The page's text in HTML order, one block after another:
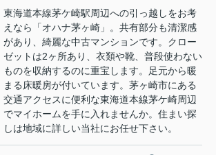
東海道本線茅ケ崎駅周辺への引っ越しをお考
えなら「オハナ茅ヶ崎」。共有部分も清潔感
があり、綺麗な中古マンションです。クロー
ゼットは2ヶ所あり、衣類や靴、普段使わない
ものを収納するのに重宝します。足元から暖
まる床暖房が付いています。茅ヶ崎市にある
交通アクセスに便利な東海道本線茅ケ崎周辺
でマイホームを手に入れませんか。住まい探
しは地域に詳しい当社にお任せ下さい。